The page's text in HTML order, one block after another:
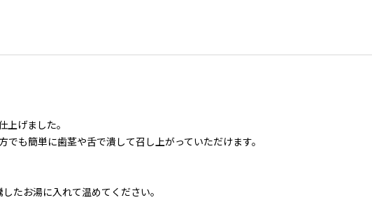
上げました。
でも簡単に歯茎や舌で潰して召し上がっていただけます。
たお湯に入れて温めてください。